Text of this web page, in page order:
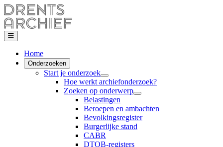
Home
Onderzoeken
Start je onderzoek
Hoe werkt archiefonderzoek?
Zoeken op onderwerp
Belastingen
Beroepen en ambachten
Bevolkingsregister
Burgerlijke stand
CABR
DTOB-registers